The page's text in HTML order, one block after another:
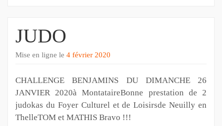
JUDO
Mise en ligne le 4 février 2020
CHALLENGE BENJAMINS DU DIMANCHE 26
JANVIER 2020à MontataireBonne prestation de 2
judokas du Foyer Culturel et de Loisirsde Neuilly en
ThelleTOM et MATHIS Bravo !!!